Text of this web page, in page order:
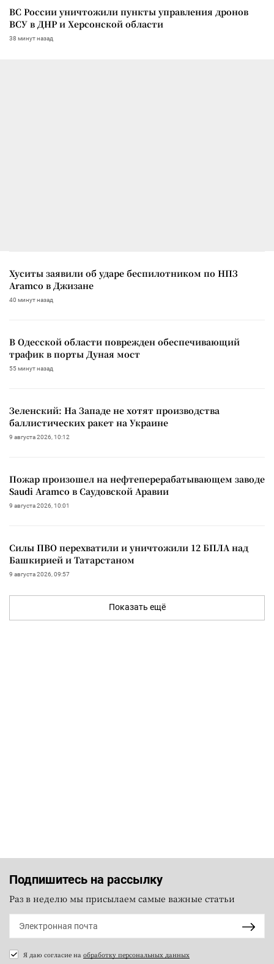
ВС России уничтожили пункты управления дронов
ВСУ в ДНР и Херсонской области
38 минут назад
Хуситы заявили об ударе беспилотником по НПЗ
Aramco в Джизане
40 минут назад
В Одесской области поврежден обеспечивающий
трафик в порты Дуная мост
55 минут назад
Зеленский: На Западе не хотят производства
баллистических ракет на Украине
9 августа 2026, 10:12
Пожар произошел на нефтеперерабатывающем заводе
Saudi Aramco в Саудовской Аравии
9 августа 2026, 10:01
Силы ПВО перехватили и уничтожили 12 БПЛА над
Башкирией и Татарстаном
9 августа 2026, 09:57
Показать ещё
Подпишитесь на рассылку
Раз в неделю мы присылаем самые важные статьи
Я даю согласие на обработку персональных данных